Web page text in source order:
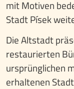
mit Motiven
Stadt Písek
Die Altstadt
restaurierten
ursprünglichen
erhaltenen